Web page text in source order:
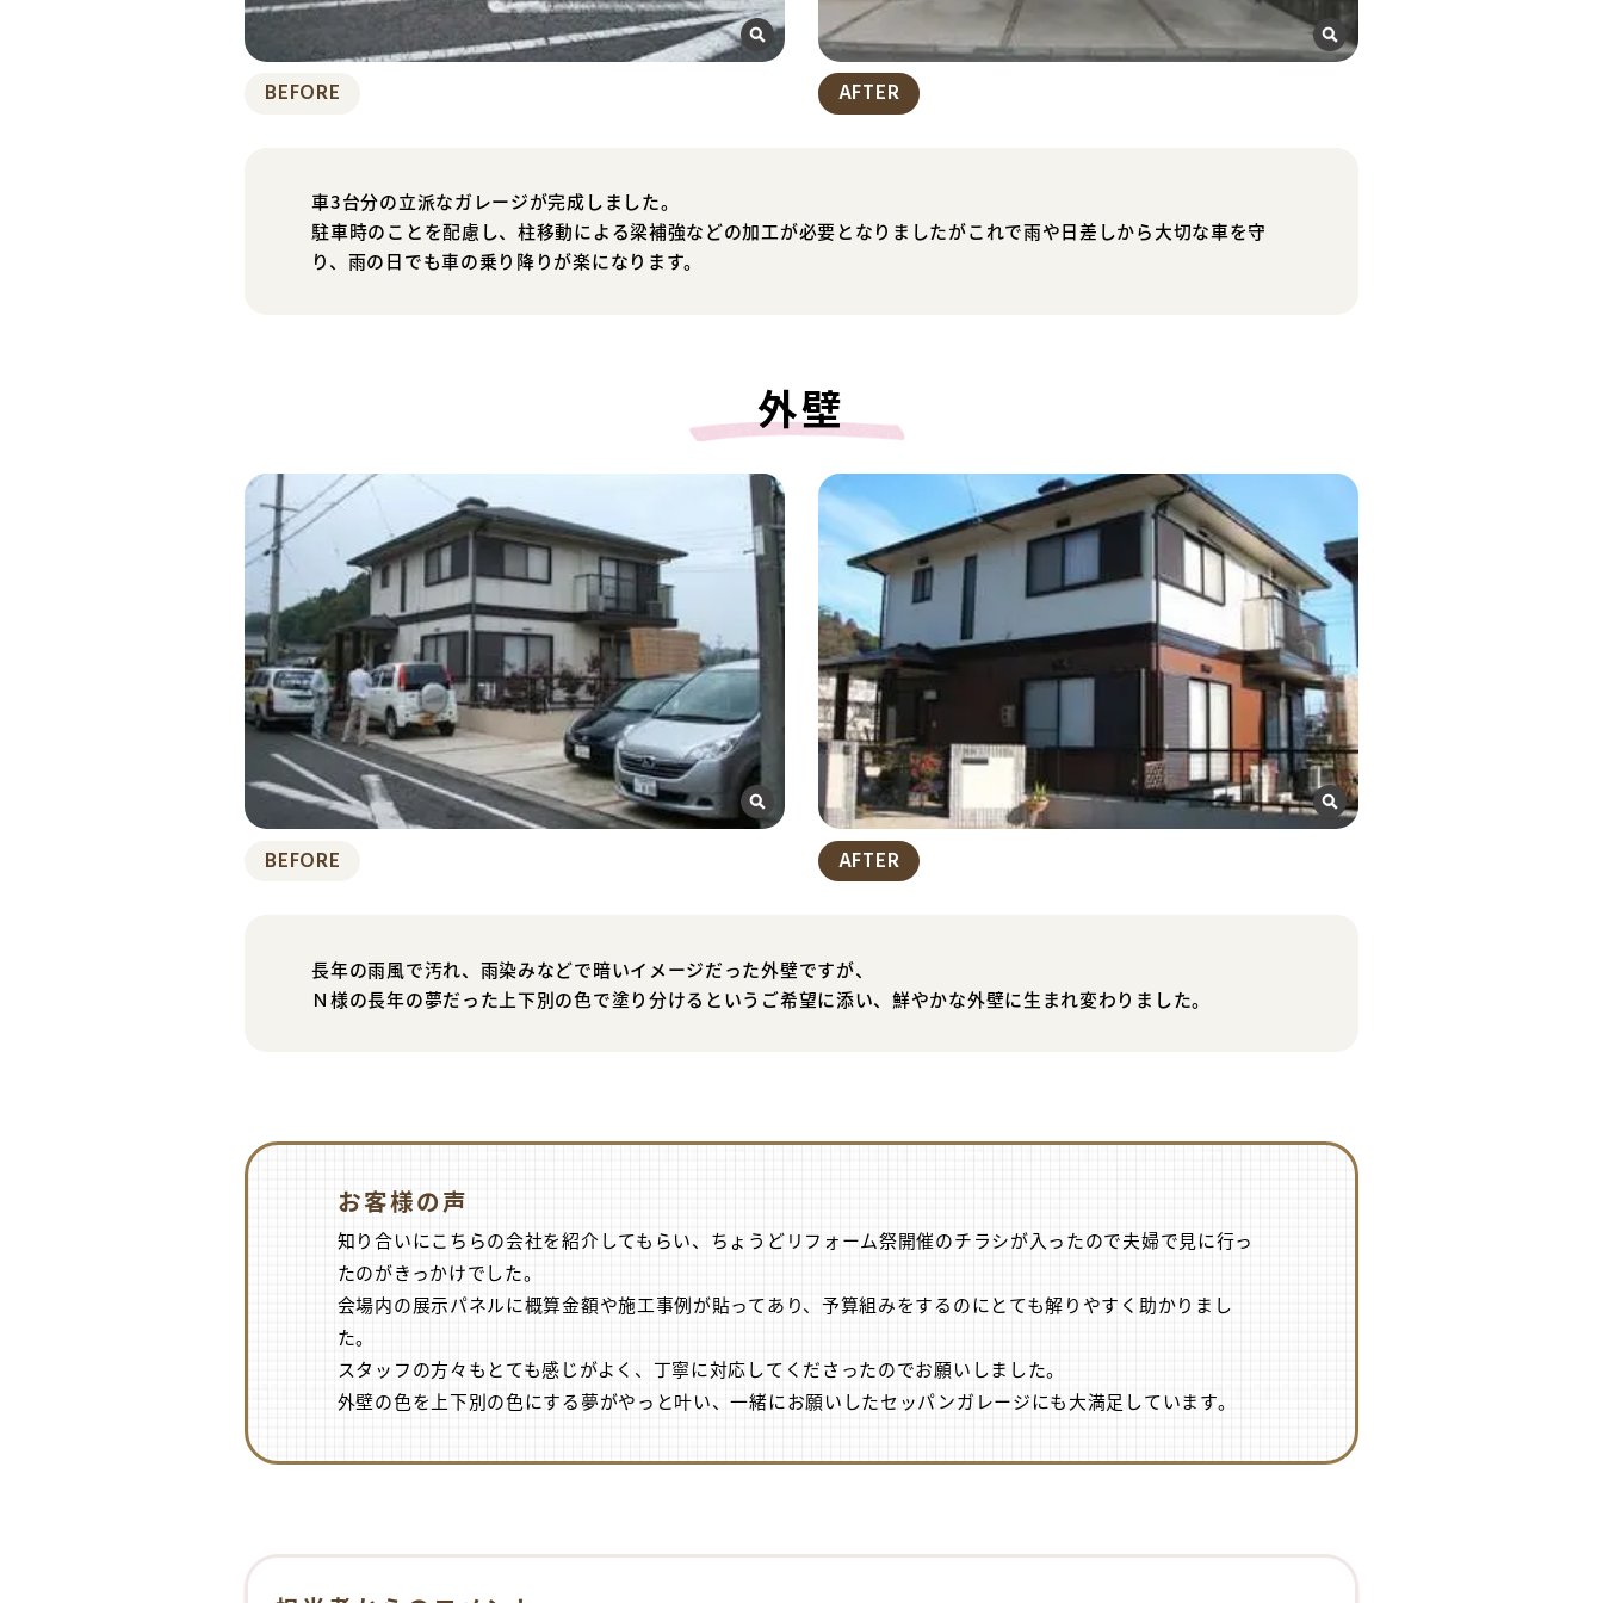
BEFORE AFTER
車3台分の立派なガレージが完成しました。
駐車時のことを配慮し、柱移動による梁補強などの加工が必要となりましたがこれで雨や日差しから大切な車を守
り、雨の日でも車の乗り降りが楽になります。
外壁
BEFORE AFTER
長年の雨風で汚れ、雨染みなどで暗いイメージだった外壁ですが、
Ｎ様の長年の夢だった上下別の色で塗り分けるというご希望に添い、鮮やかな外壁に生まれ変わりました。
お客様の声
知り合いにこちらの会社を紹介してもらい、ちょうどリフォーム祭開催のチラシが入ったので夫婦で見に行っ
たのがきっかけでした。
会場内の展示パネルに概算金額や施工事例が貼ってあり、予算組みをするのにとても解りやすく助かりまし
た。
スタッフの方々もとても感じがよく、丁寧に対応してくださったのでお願いしました。
外壁の色を上下別の色にする夢がやっと叶い、一緒にお願いしたセッパンガレージにも大満足しています。